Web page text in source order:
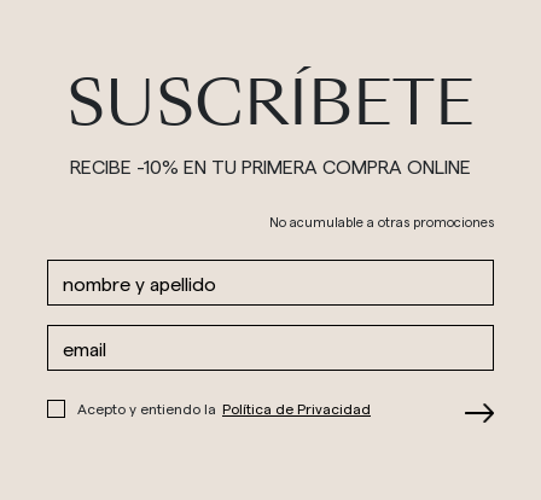
SUSCRÍBETE
RECIBE -10% EN TU PRIMERA COMPRA ONLINE
No acumulable a otras promociones
Acepto y entiendo la Política de Privacidad